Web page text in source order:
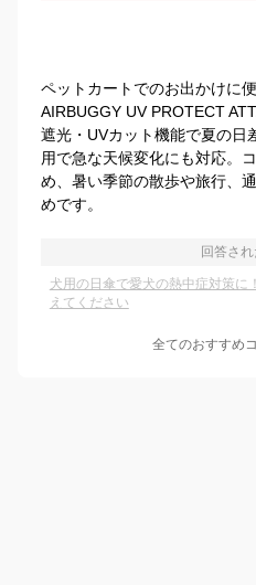
ペットカートでのお出かけに
AIRBUGGY UV PROTECT
遮光・UVカット機能で夏の日
用で急な天候変化にも対応。
め、暑い季節の散歩や旅行、
めです。
回答さ
犬用の日傘で愛犬の熱中症対策に
えてください
全てのおすすめ